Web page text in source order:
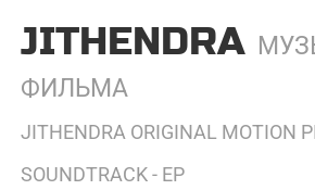
JITHENDRA
ФИЛЬМА
JITHENDRA ORIGINAL MOTION
SOUNDTRACK - EP